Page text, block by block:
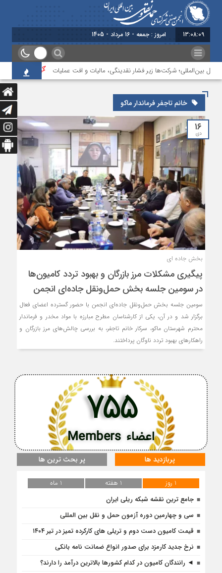
13:08:09 امروز : جمعه - 16 مرداد - 1405
بین‌المللی؛ شرکت‌ها زیر فشار نقدینگی، مالیات و افت عملیات بررسی
خانم تاجفر فرماندار ماکو
۱۶
دی
بخش جاده ای
پیگیری مشکلات مرز بازرگان و بهبود تردد کامیون‌ها
در سومین جلسه بخش حمل‌ونقل جاده‌ای انجمن
سومین جلسه بخش حمل‌ونقل جاده‌ای انجمن با حضور گسترده اعضای فعال
برگزار شد و در آن، یکی از کارشناسان مطرح مبارزه با مواد مخدر و فرماندار
محترم شهرستان ماکو، سرکار خانم تاجفر، به بررسی چالش‌های مرز بازرگان و
راهکارهای بهبود تردد ناوگان پرداختند.
اعضاء Members
755
پربازدید ها پر بحث ترین ها
1 روز 1 هفته
1 ماه
جامع ترین نقشه شبکه ریلی ایران
سی و چهارمین دوره آزمون حمل و نقل بین المللی
قیمت کامیون دست دوم و تریلی‌ های کارکرده تمیز در تیر ۱۴۰۴
نرخ جدید کارمزد برای صدور انواع ضمانت نامه بانکی
◄ رانندگان کامیون در کدام کشورها بالاترین درآمد را دارند؟